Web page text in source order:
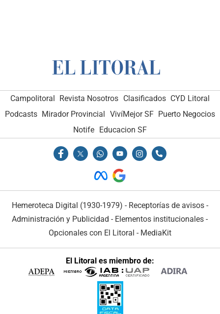
Campolitoral Revista Nosotros Clasificados CYD Litoral
Podcasts Mirador Provincial VivíMejor SF Puerto Negocios
Notife Educacion SF
Hemeroteca Digital (1930-1979) - Receptorías de avisos -
Administración y Publicidad - Elementos institucionales -
Opcionales con El Litoral - MediaKit
El Litoral es miembro de: